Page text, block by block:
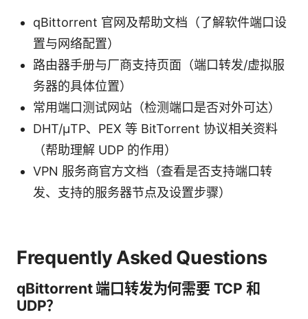
qBittorrent 官网及帮助文档（了解软件端口设
置与网络配置）
路由器手册与厂商支持页面（端口转发/虚拟服
务器的具体位置）
常用端口测试网站（检测端口是否对外可达）
DHT/μTP、PEX 等 BitTorrent 协议相关资料
（帮助理解 UDP 的作用）
VPN 服务商官方文档（查看是否支持端口转
发、支持的服务器节点及设置步骤）
Frequently Asked Questions
qBittorrent 端口转发为何需要 TCP 和
UDP？